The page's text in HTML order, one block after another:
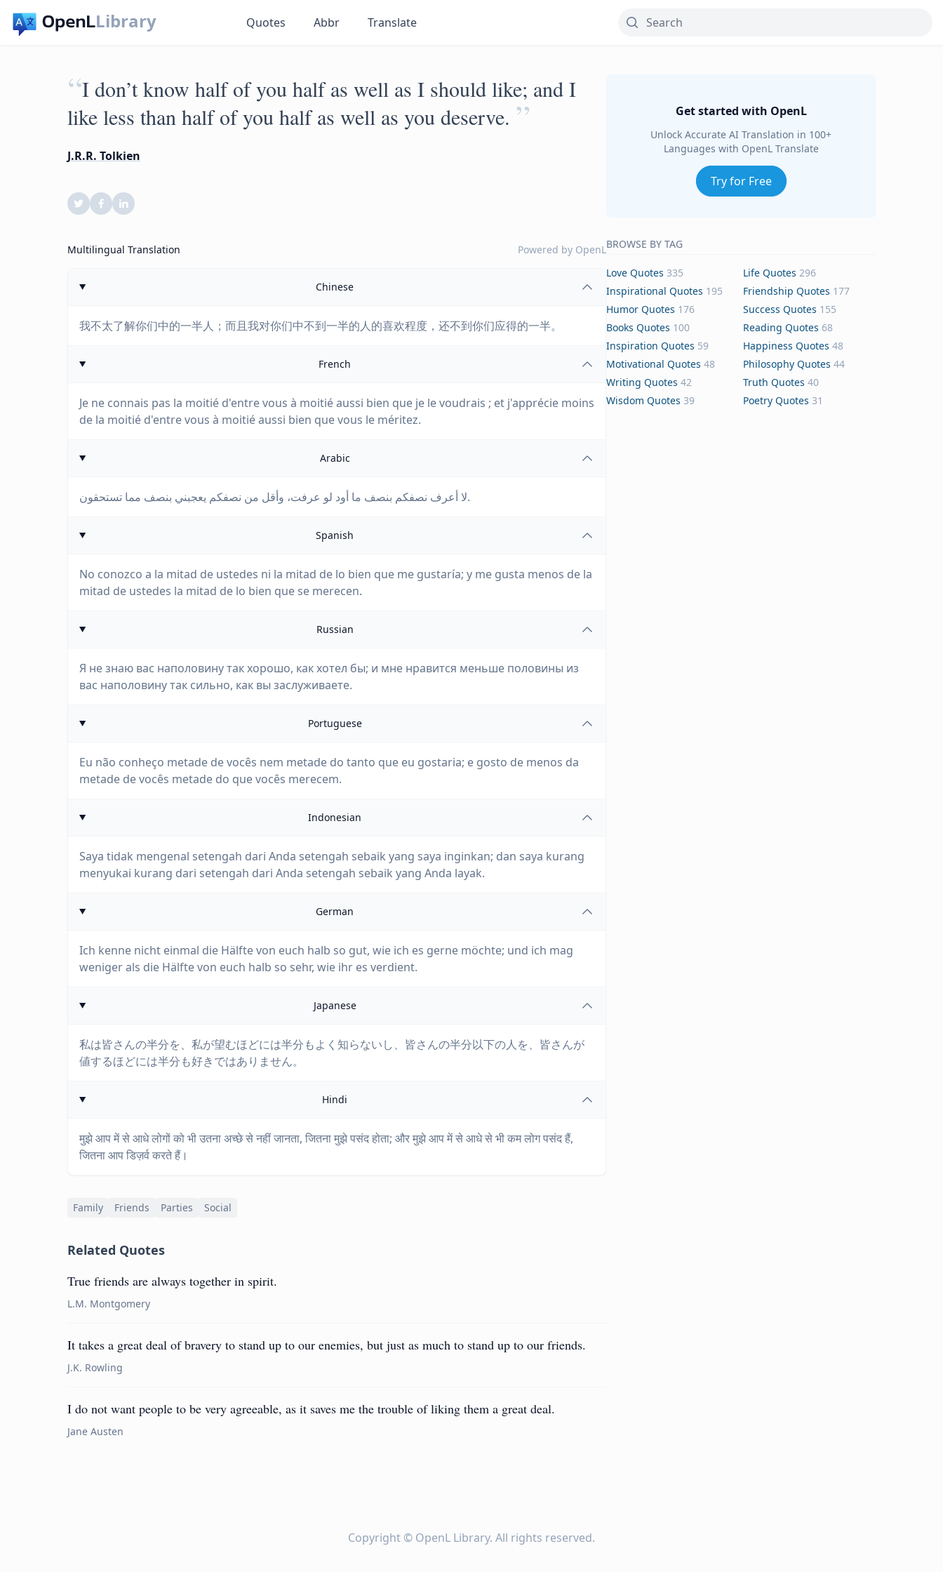
Library Quotes Abbr Translate
“I don’t know half of you half as well as I should like; and I
like less than half of you half as well as you deserve. ”
J.R.R. Tolkien
Multilingual Translation Powered by OpenL
Chinese
我不太了解你们中的一半人；而且我对你们中不到一半的人的喜欢程度，还不到你们应得的一半。
French
Je ne connais pas la moitié d'entre vous à moitié aussi bien que je le voudrais ; et j'apprécie moins
de la moitié d'entre vous à moitié aussi bien que vous le méritez.
Arabic
لا أعرف نصفكم بنصف ما أود لو عرفت، وأقل من نصفكم يعجبني بنصف مما تستحقون.
Spanish
No conozco a la mitad de ustedes ni la mitad de lo bien que me gustaría; y me gusta menos de la
mitad de ustedes la mitad de lo bien que se merecen.
Russian
Я не знаю вас наполовину так хорошо, как хотел бы; и мне нравится меньше половины из
вас наполовину так сильно, как вы заслуживаете.
Portuguese
Eu não conheço metade de vocês nem metade do tanto que eu gostaria; e gosto de menos da
metade de vocês metade do que vocês merecem.
Indonesian
Saya tidak mengenal setengah dari Anda setengah sebaik yang saya inginkan; dan saya kurang
menyukai kurang dari setengah dari Anda setengah sebaik yang Anda layak.
German
Ich kenne nicht einmal die Hälfte von euch halb so gut, wie ich es gerne möchte; und ich mag
weniger als die Hälfte von euch halb so sehr, wie ihr es verdient.
Japanese
私は皆さんの半分を、私が望むほどには半分もよく知らないし、皆さんの半分以下の人を、皆さんが
値するほどには半分も好きではありません。
Hindi
मुझे आप में से आधे लोगों को भी उतना अच्छे से नहीं जानता, जितना मुझे पसंद होता; और मुझे आप में से आधे से भी कम लोग पसंद हैं,
जितना आप डिज़र्व करते हैं।
Family Friends Parties Social
Related Quotes
True friends are always together in spirit.
L.M. Montgomery
It takes a great deal of bravery to stand up to our enemies, but just as much to stand up to our friends.
J.K. Rowling
I do not want people to be very agreeable, as it saves me the trouble of liking them a great deal.
Jane Austen
Get started with OpenL
Unlock Accurate AI Translation in 100+
Languages with OpenL Translate
Try for Free
BROWSE BY TAG
Love Quotes 335 Life Quotes 296
Inspirational Quotes 195 Friendship Quotes 177
Humor Quotes 176 Success Quotes 155
Books Quotes 100 Reading Quotes 68
Inspiration Quotes 59 Happiness Quotes 48
Motivational Quotes 48 Philosophy Quotes 44
Writing Quotes 42 Truth Quotes 40
Wisdom Quotes 39 Poetry Quotes 31
Copyright © OpenL Library. All rights reserved.